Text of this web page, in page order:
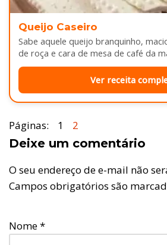
Queijo Caseiro
Sabe aquele queijo branquinho,
de roça e cara de mesa de café da
Ver receita
Páginas: 1 2
Deixe um comentário
O seu endereço de e-mail não
Campos obrigatórios são
Nome*